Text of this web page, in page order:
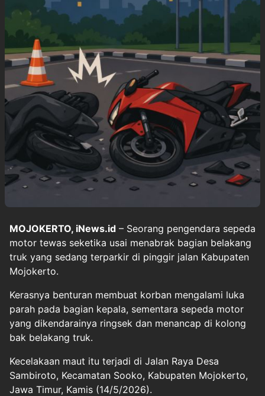
MOJOKERTO, iNews.id – Seorang pengendara sepeda
motor tewas seketika usai menabrak bagian belakang
truk yang sedang terparkir di pinggir jalan Kabupaten
Mojokerto.
Kerasnya benturan membuat korban mengalami luka
parah pada bagian kepala, sementara sepeda motor
yang dikendarainya ringsek dan menancap di kolong
bak belakang truk.
Kecelakaan maut itu terjadi di Jalan Raya Desa
Sambiroto, Kecamatan Sooko, Kabupaten Mojokerto,
Jawa Timur, Kamis (14/5/2026).